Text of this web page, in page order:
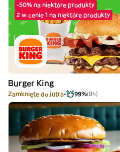
-50% na niektóre produkty
2 w cenie 1 na niektóre produkty
Burger King
Zamknięte do jutra 99%(84)